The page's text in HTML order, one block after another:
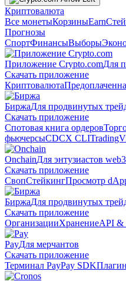
Криптовалюта
Все монетыКорзиныEarn
Прогнозы
СпортФинансыВыборы
Приложение Crypto.comДля
Скачать приложение
Криптовалюта
БиржаДля продвинутых
Скачать приложение
Спотовая книга ордеров
фьючерсыCDCX CLI
OnchainДля энтузиастов web3
Скачать приложение
СвопСтейкингПросмотр
БиржаДля продвинутых
Скачать приложение
ОрганизацииХранениеAPI &
PayДля мерчантов
Скачать приложение
Терминал PayPay SDK